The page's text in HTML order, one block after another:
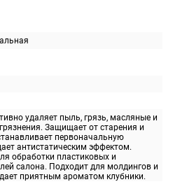
удаляет пыль, грязь, масляные и
Защищает от старения и
первоначальную
антистатическим эффектом.
обработки пластиковых и
салона. Подходит для молдингов и
приятным ароматом клубники.